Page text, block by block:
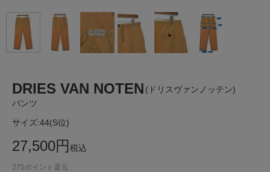
DRIES VAN NOTEN (ドリスヴァンノッテン)
パンツ
サイズ:44(S位)
27,500円税込
275ポイント還元